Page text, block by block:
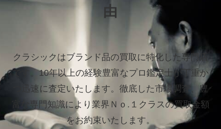
由
クラシックはブランド品の買取に特化した専門店
です。10年以上の経験豊富なプロ鑑定士が丁重か
つ迅速に査定いたします。 徹底した市場調査、豊
富な専門知識により業界Ｎｏ.１クラスの買取金額
をお約束いたします。